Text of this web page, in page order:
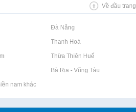
Về đầu trang
Rao vặt tại Đà Nẵng
Rao vặt tại Thanh Hoá
Rao vặt tại Thừa Thiên Huế
Rao vặt tại Bà Rịa - Vũng Tàu
nam khác